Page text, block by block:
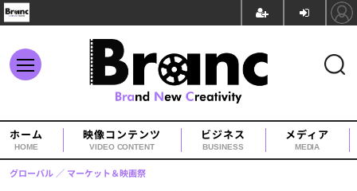
ホーム
HOME
映像コンテンツ
VIDEO CONTENT
ビジネス
BUSINESS
メディア
MEDIA
グローバル マーケット＆映画祭